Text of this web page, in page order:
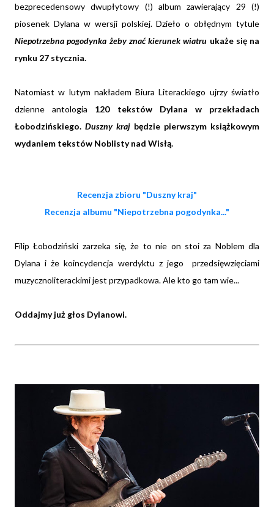
bezprecedensowy dwupłytowy (!) album zawierający 29 (!)
piosenek Dylana w wersji polskiej. Dzieło o obłędnym tytule
Niepotrzebna pogodynka żeby znać kierunek wiatru ukaże się na
rynku 27 stycznia.
Natomiast w lutym nakładem Biura Literackiego ujrzy światło
dzienne antologia 120 tekstów Dylana w przekładach
Łobodzińskiego. Duszny kraj będzie pierwszym książkowym
wydaniem tekstów Noblisty nad Wisłą.
Recenzja zbioru "Duszny kraj"
Recenzja albumu "Niepotrzebna pogodynka..."
Filip Łobodziński zarzeka się, że to nie on stoi za Noblem dla
Dylana i że koincydencja werdyktu z jego przedsięwzięciami
muzycznoliterackimi jest przypadkowa. Ale kto go tam wie...
Oddajmy już głos Dylanowi.